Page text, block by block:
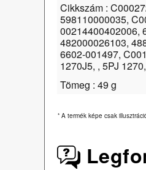
Cikkszám :
598110000035,
00214400402006,
482000026103,
6602-001497,
1270J5, , 5PJ
Tömeg : 49 g
* A termék képe csak